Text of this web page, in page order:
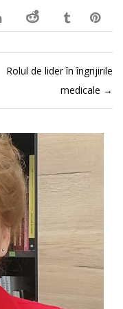

Rolul de lider în îngrijirile
medicale →